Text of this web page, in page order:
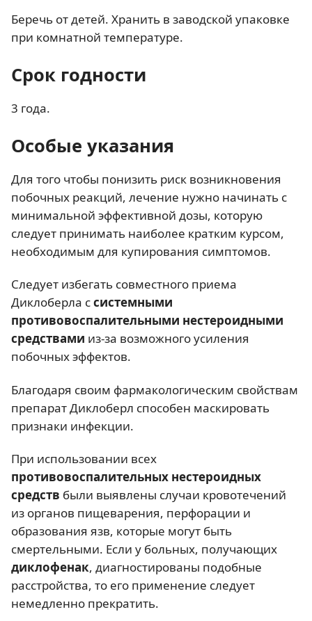
Беречь от детей. Хранить в заводской упаковке
при комнатной температуре.
Срок годности
3 года.
Особые указания
Для того чтобы понизить риск возникновения
побочных реакций, лечение нужно начинать с
минимальной эффективной дозы, которую
следует принимать наиболее кратким курсом,
необходимым для купирования симптомов.
Следует избегать совместного приема
Диклоберла ссистемными
противовоспалительными нестероидными
средствами из-за возможного усиления
побочных эффектов.
Благодаря своим фармакологическим свойствам
препарат Диклоберл способен маскировать
признаки инфекции.
При использовании всех
противовоспалительных нестероидных
средств были выявлены случаи кровотечений
из органов пищеварения, перфорации и
образования язв, которые могут быть
смертельными. Если у больных, получающих
диклофенак, диагностированы подобные
расстройства, то его применение следует
немедленно прекратить.